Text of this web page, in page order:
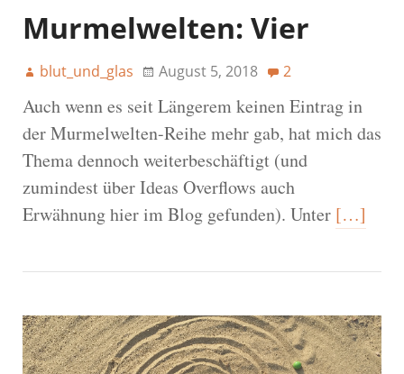
Murmelwelten: Vier
blut_und_glas August 5, 2018 2
Auch wenn es seit Längerem keinen Eintrag in
der Murmelwelten-Reihe mehr gab, hat mich das
Thema dennoch weiterbeschäftigt (und
zumindest über Ideas Overflows auch
Erwähnung hier im Blog gefunden). Unter […]